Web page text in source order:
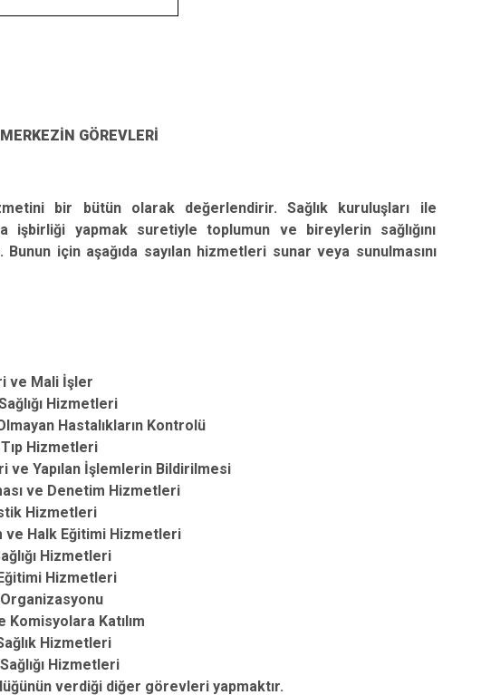
GÖREVLERİ
bir bütün olarak değerlendirir. Sağlık kuruluşları ile
yapmak suretiyle toplumun ve bireylerin sağlığını
için aşağıda sayılan hizmetleri sunar veya sunulmasını
ve Mali İşler
Hizmetleri
Hastalıkların Kontrolü
Hizmetleri
ve Yapılan İşlemlerin Bildirilmesi
ve Denetim Hizmetleri
Hizmetleri
ve Halk Eğitimi Hizmetleri
Hizmetleri
Hizmetleri
Komisyolara Katılım
Hizmetleri
Hizmetleri
verdiği diğer görevleri yapmaktır.